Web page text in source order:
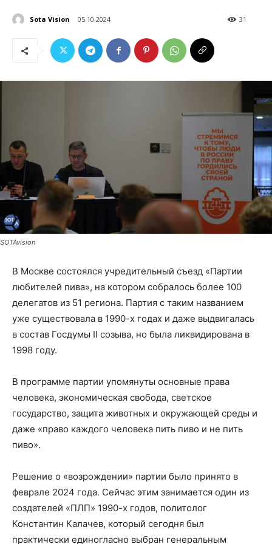
Sota Vision 05.10.2024 31
SOTAvision
В Москве состоялся учредительный съезд «Партии
любителей пива», на котором собралось более 100
делегатов из 51 региона. Партия с таким названием
уже существовала в 1990-х годах и даже выдвигалась
в состав Госдумы II созыва, но была ликвидирована в
1998 году.
В программе партии упомянуты основные права
человека, экономическая свобода, светское
государство, защита животных и окружающей среды и
даже «право каждого человека пить пиво и не пить
пиво».
Решение о «возрождении» партии было принято в
феврале 2024 года. Сейчас этим занимается один из
создателей «ПЛП» 1990-х годов, политолог
Константин Калачев, который сегодня был
практически единогласно выбран генеральным